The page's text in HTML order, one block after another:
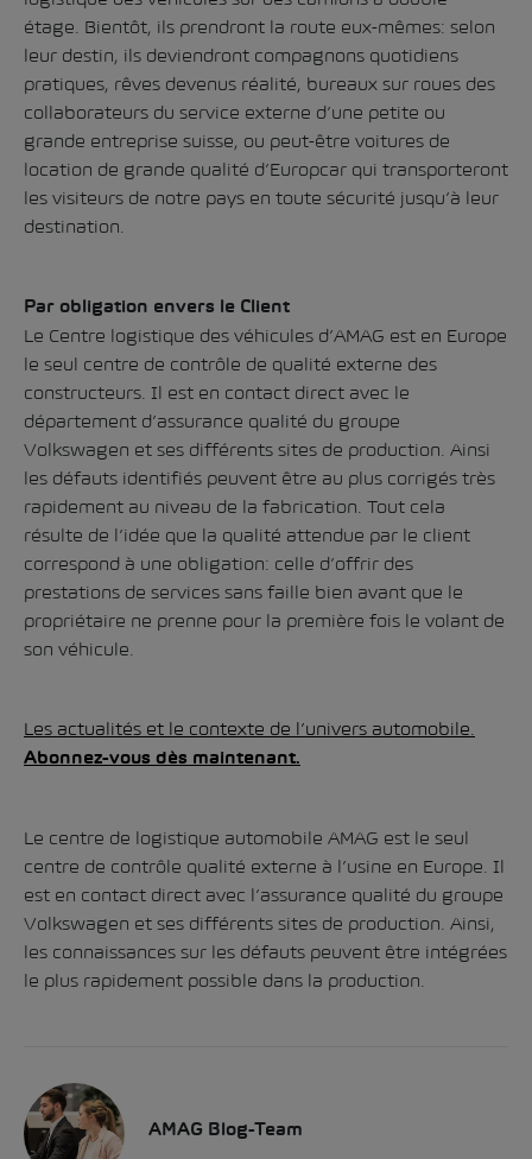
étage. Bientôt, ils prendront la route eux-mêmes: selon
leur destin, ils deviendront compagnons quotidiens
pratiques, rêves devenus réalité, bureaux sur roues des
collaborateurs du service externe d’une petite ou
grande entreprise suisse, ou peut-être voitures de
location de grande qualité d’Europcar qui transporteront
les visiteurs de notre pays en toute sécurité jusqu’à leur
destination.
Par obligation envers le Client
Le Centre logistique des véhicules d’AMAG est en Europe
le seul centre de contrôle de qualité externe des
constructeurs. Il est en contact direct avec le
département d’assurance qualité du groupe
Volkswagen et ses différents sites de production. Ainsi
les défauts identifiés peuvent être au plus corrigés très
rapidement au niveau de la fabrication. Tout cela
résulte de l’idée que la qualité attendue par le client
correspond à une obligation: celle d’offrir des
prestations de services sans faille bien avant que le
propriétaire ne prenne pour la première fois le volant de
son véhicule.
Les actualités et le contexte de l’univers automobile.
Abonnez-vous dès maintenant.
Le centre de logistique automobile AMAG est le seul
centre de contrôle qualité externe à l’usine en Europe. Il
est en contact direct avec l’assurance qualité du groupe
Volkswagen et ses différents sites de production. Ainsi,
les connaissances sur les défauts peuvent être intégrées
le plus rapidement possible dans la production.
AMAG Blog-Team